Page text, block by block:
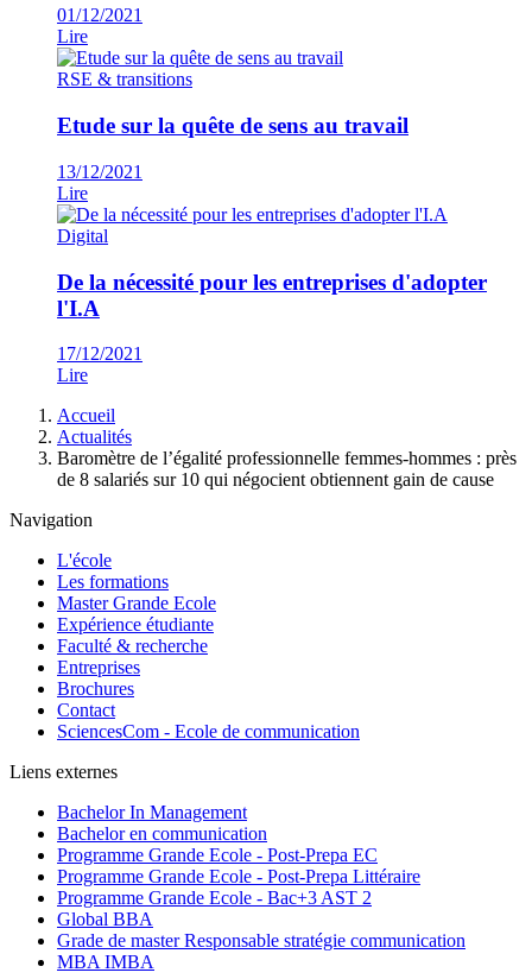
01/12/2021
Lire
RSE & transitions
Etude sur la quête de sens au travail
13/12/2021
Lire
Digital
De la nécessité pour les entreprises d'adopter
l'I.A
17/12/2021
Lire
d'Ariane
Accueil
Actualités
Baromètre de l’égalité professionnelle femmes-hommes : près
de 8 salariés sur 10 qui négocient obtiennent gain de cause
Navigation
L'école
Les formations
Master Grande Ecole
Expérience étudiante
Faculté & recherche
Entreprises
Brochures
Contact
SciencesCom - Ecole de communication
Liens externes
Bachelor In Management
Bachelor en communication
Programme Grande Ecole - Post-Prepa EC
Programme Grande Ecole - Post-Prepa Littéraire
Programme Grande Ecole - Bac+3 AST 2
Global BBA
Grade de master Responsable stratégie communication
MBA IMBA